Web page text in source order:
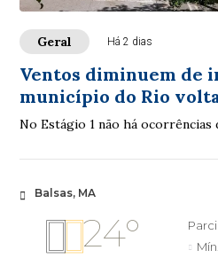
Geral Há 2 dias
Ventos diminuem de
município do Rio
No Estágio 1 não há ocorrências
Balsas, MA
24°
Mín.